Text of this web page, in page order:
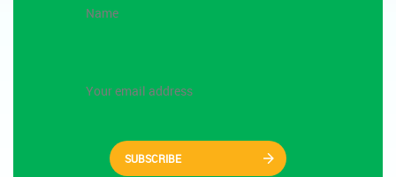
SUBSCRIBE